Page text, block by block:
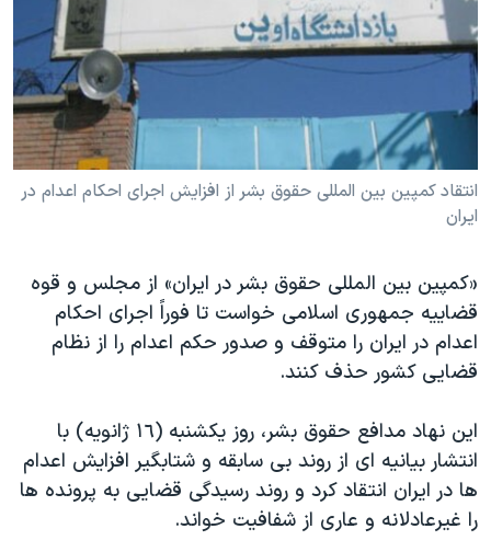
فرهنگ و زندگی
حقوق شهروندی
علم و فناوری
گالری عکس
مستندها
انتخابات ریاست جمهوری آمریکا ۲۰۲۴
رمز مهسا
اعتراضات زن، زندگی، آزادی
تریبونال مردمی آبان ۹۸
دادگاه حمید نوری
چهل سال گروگان‌گیری
اعتراضات مردمی آبان ۹۸
اسرائیل در جنگ
نرگس محمدی برنده جایزه نوبل صلح
دنبال کنید
زبانهای مختلف
انتقاد کمپین بین المللی حقوق بشر از افزایش اجرای احکام اعدام در
ایران
«کمپین بین المللی حقوق بشر در ایران» از مجلس و قوه
قضاییه جمهوری اسلامی خواست تا فوراً اجرای احکام
اعدام در ایران را متوقف و صدور حکم اعدام را از نظام
قضایی کشور حذف کنند.
این نهاد مدافع حقوق بشر، روز یکشنبه (١٦ ژانویه) با
انتشار بیانیه ای از روند بی سابقه و شتابگیر افزایش اعدام
ها در ایران انتقاد کرد و روند رسیدگی قضایی به پرونده ها
را غیرعادلانه و عاری از شفافیت خواند.